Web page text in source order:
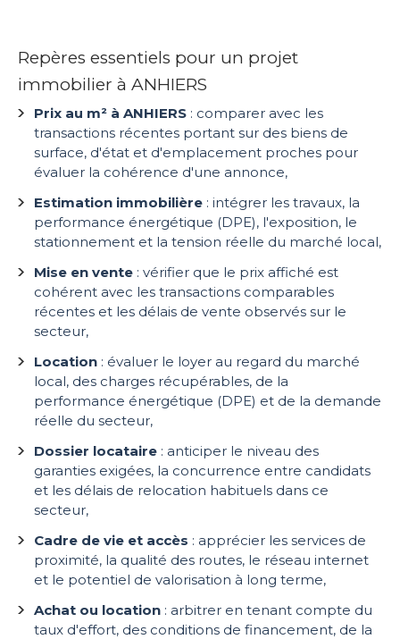
Repères essentiels pour un projet
immobilier à ANHIERS
Prix au m² à ANHIERS : comparer avec les
transactions récentes portant sur des biens de
surface, d'état et d'emplacement proches pour
évaluer la cohérence d'une annonce,
Estimation immobilière : intégrer les travaux, la
performance énergétique (DPE), l'exposition, le
stationnement et la tension réelle du marché local,
Mise en vente : vérifier que le prix affiché est
cohérent avec les transactions comparables
récentes et les délais de vente observés sur le
secteur,
Location : évaluer le loyer au regard du marché
local, des charges récupérables, de la
performance énergétique (DPE) et de la demande
réelle du secteur,
Dossier locataire : anticiper le niveau des
garanties exigées, la concurrence entre candidats
et les délais de relocation habituels dans ce
secteur,
Cadre de vie et accès : apprécier les services de
proximité, la qualité des routes, le réseau internet
et le potentiel de valorisation à long terme,
Achat ou location : arbitrer en tenant compte du
taux d'effort, des conditions de financement, de la